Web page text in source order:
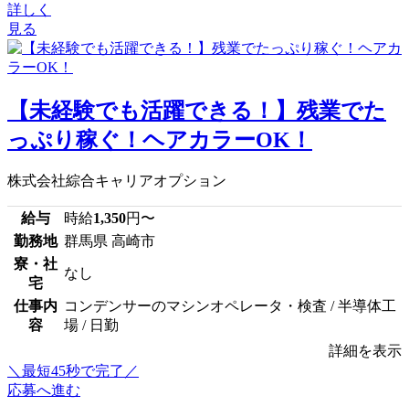
詳しく
見る
【未経験でも活躍できる！】残業でた
っぷり稼ぐ！ヘアカラーOK！
株式会社綜合キャリアオプション
給与 時給1,350円〜
勤務地 群馬県 高崎市
寮・社
宅
なし
仕事内
容
コンデンサーのマシンオペレータ・検査 / 半導体工
場 / 日勤
詳細を表示
＼最短45秒で完了／
応募へ進む